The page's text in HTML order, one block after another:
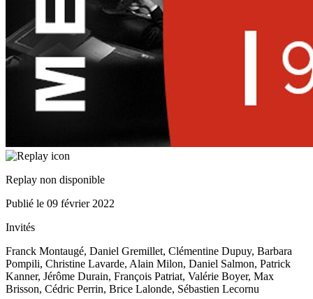
Replay non disponible
Publié le 09 février 2022
Invités
Franck Montaugé, Daniel Gremillet, Clémentine Dupuy, Barbara
Pompili, Christine Lavarde, Alain Milon, Daniel Salmon, Patrick
Kanner, Jérôme Durain, François Patriat, Valérie Boyer, Max
Brisson, Cédric Perrin, Brice Lalonde, Sébastien Lecornu